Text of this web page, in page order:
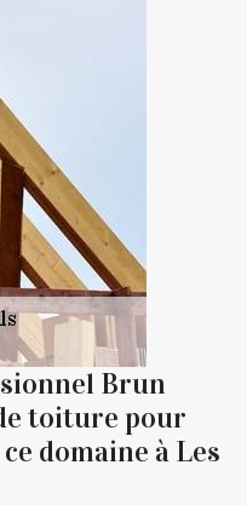
Brun
toiture pour
domaine à Les